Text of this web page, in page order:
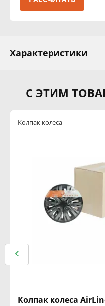
Характеристики
С ЭТИМ
Колпак колеса
Колпак колеса